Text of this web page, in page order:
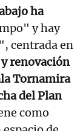
ha
y hay
centrada en
renovación
Tornamira
del Plan
como